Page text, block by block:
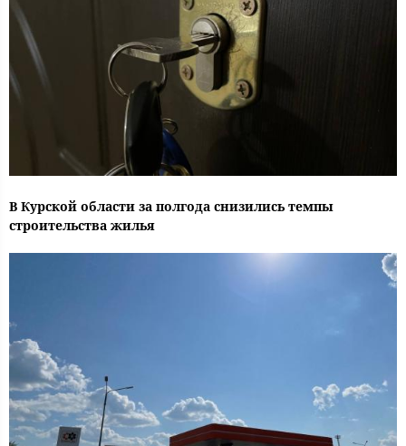
В Курской области за полгода снизились темпы
строительства жилья